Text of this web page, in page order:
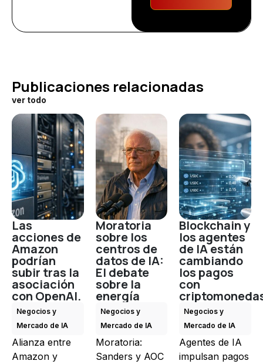
Publicaciones relacionadas
ver todo
Las
acciones de
Amazon
podrían
subir tras la
asociación
con OpenAI.
Negocios y
Mercado de IA
Alianza entre
Amazon y
Moratoria
sobre los
centros de
datos de IA:
El debate
sobre la
energía
Negocios y
Mercado de IA
Moratoria:
Sanders y AOC
Blockchain y
los agentes
de IA están
cambiando
los pagos
con
Negocios y
Mercado de IA
Agentes de IA
impulsan pagos